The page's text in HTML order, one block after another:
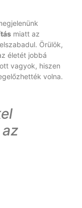
miatt az
Örülök,
életét jobbá
vagyok, hiszen
volna.